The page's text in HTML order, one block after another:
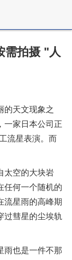
需拍摄 "人
的天文现象之
一家日本公司正
流星表演。而
太空的大块岩
任何一个随机的
流星雨的高峰期
过彗星的尘埃轨
雨也是一件不那